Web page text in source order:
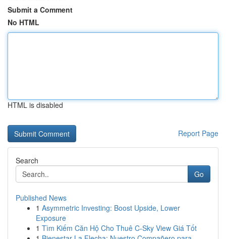
Submit a Comment
No HTML
HTML is disabled
Report Page
Search
Go
Published News
1 Asymmetric Investing: Boost Upside, Lower
Exposure
1 Tìm Kiếm Căn Hộ Cho Thuê C-Sky View Giá Tốt